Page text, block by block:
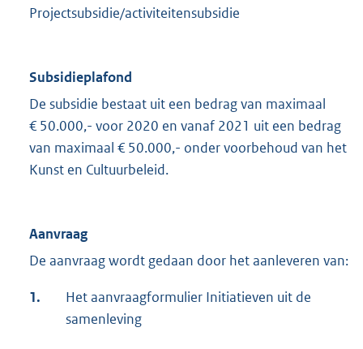
Projectsubsidie/activiteitensubsidie
Subsidieplafond
De subsidie bestaat uit een bedrag van maximaal
€ 50.000,- voor 2020 en vanaf 2021 uit een bedrag
van maximaal € 50.000,- onder voorbehoud van het
Kunst en Cultuurbeleid.
Aanvraag
De aanvraag wordt gedaan door het aanleveren van:
1.
Het aanvraagformulier Initiatieven uit de
samenleving